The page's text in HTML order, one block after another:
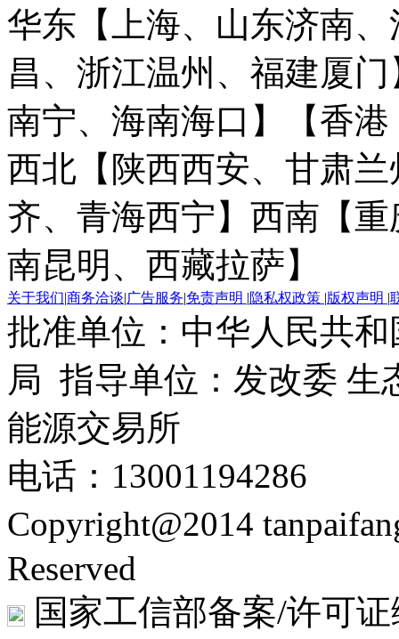
华东【上海、山东济南
昌、浙江温州、福建厦门
南宁、海南海口】
【香
西北【陕西西安、甘肃
齐、青海西宁】 西南【
南昆明、西藏拉萨】
关于我们|商务洽谈|广告服务|免责声明 |隐私权政策 |版权声明 |
批准单位：中华人民共
局 指导单位：发改委 生
能源交易所
电话：13001194286
Copyright@2014
Reserved
国家工信部备案/许可